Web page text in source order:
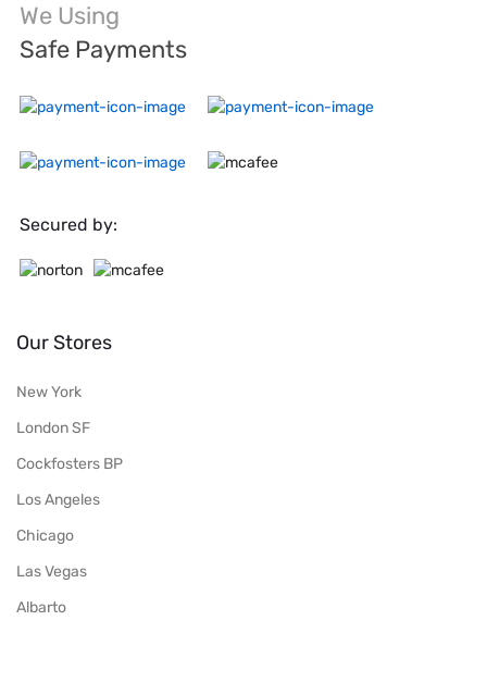
We Using
Safe Payments
Secured by:
Our Stores
New York
London SF
Cockfosters BP
Los Angeles
Chicago
Las Vegas
Albarto